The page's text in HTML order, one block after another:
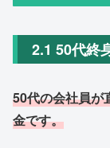
2.1 50代終
50代の会社員が
金です。